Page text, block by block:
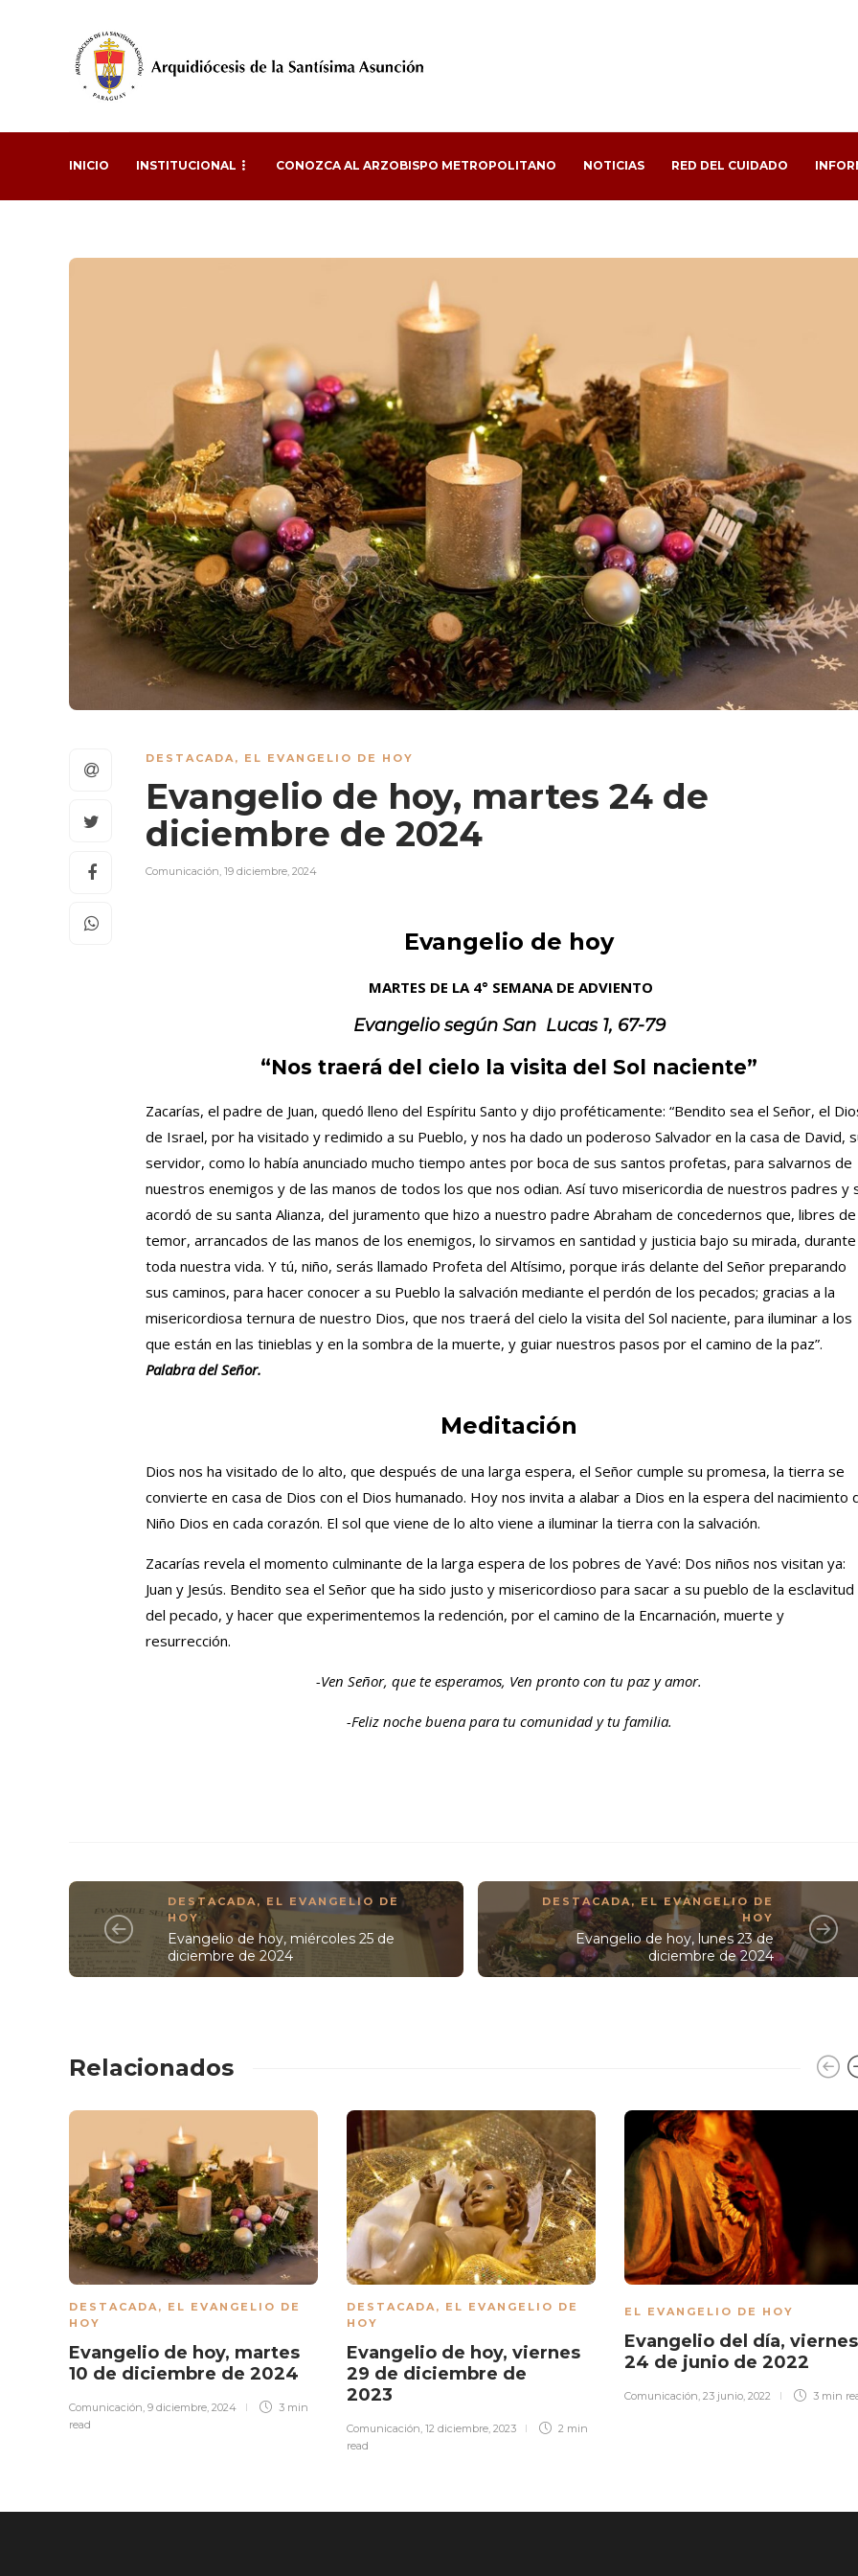
INICIO INSTITUCIONAL CONOZCA AL ARZOBISPO METROPOLITANO NOTICIAS RED DEL CUIDADO
DESTACADA, EL EVANGELIO DE HOY
Evangelio de hoy, martes 24 de
diciembre de 2024
Comunicación, 19 diciembre, 2024
Evangelio de hoy
MARTES DE LA 4° SEMANA DE ADVIENTO
Evangelio según San Lucas 1, 67-79
“Nos traerá del cielo la visita del Sol naciente”
Zacarías, el padre de Juan, quedó lleno del Espíritu Santo y dijo proféticamente: “Bendito sea el Señor, el
de Israel, por ha visitado y redimido a su Pueblo, y nos ha dado un poderoso Salvador en la casa de David,
servidor, como lo había anunciado mucho tiempo antes por boca de sus santos profetas, para salvarnos de
nuestros enemigos y de las manos de todos los que nos odian. Así tuvo misericordia de nuestros padres y
acordó de su santa Alianza, del juramento que hizo a nuestro padre Abraham de concedernos que, libres de
temor, arrancados de las manos de los enemigos, lo sirvamos en santidad y justicia bajo su mirada, durante
toda nuestra vida. Y tú, niño, serás llamado Profeta del Altísimo, porque irás delante del Señor preparando
sus caminos, para hacer conocer a su Pueblo la salvación mediante el perdón de los pecados; gracias a la
misericordiosa ternura de nuestro Dios, que nos traerá del cielo la visita del Sol naciente, para iluminar a los
que están en las tinieblas y en la sombra de la muerte, y guiar nuestros pasos por el camino de la paz”.
Palabra del Señor.
Meditación
Dios nos ha visitado de lo alto, que después de una larga espera, el Señor cumple su promesa, la tierra se
convierte en casa de Dios con el Dios humanado. Hoy nos invita a alabar a Dios en la espera del nacimiento
Niño Dios en cada corazón. El sol que viene de lo alto viene a iluminar la tierra con la salvación.
Zacarías revela el momento culminante de la larga espera de los pobres de Yavé: Dos niños nos visitan ya:
Juan y Jesús. Bendito sea el Señor que ha sido justo y misericordioso para sacar a su pueblo de la esclavitud
del pecado, y hacer que experimentemos la redención, por el camino de la Encarnación, muerte y
resurrección.
-Ven Señor, que te esperamos, Ven pronto con tu paz y amor.
-Feliz noche buena para tu comunidad y tu familia.
DESTACADA, EL EVANGELIO DE
HOY
Evangelio de hoy, miércoles 25 de
diciembre de 2024
DESTACADA, EL EVANGELIO DE
HOY
Evangelio de hoy, lunes 23 de
diciembre de 2024
Relacionados
DESTACADA, EL EVANGELIO DE
HOY
Evangelio de hoy, martes
10 de diciembre de 2024
Comunicación, 9 diciembre, 2024
3 min
read
DESTACADA, EL EVANGELIO DE
HOY
Evangelio de hoy, viernes
29 de diciembre de
2023
Comunicación, 12 diciembre, 2023
2 min
read
EL EVANGELIO DE HOY
Evangelio del día, viernes
24 de junio de 2022
Comunicación, 23 junio, 2022 3 min